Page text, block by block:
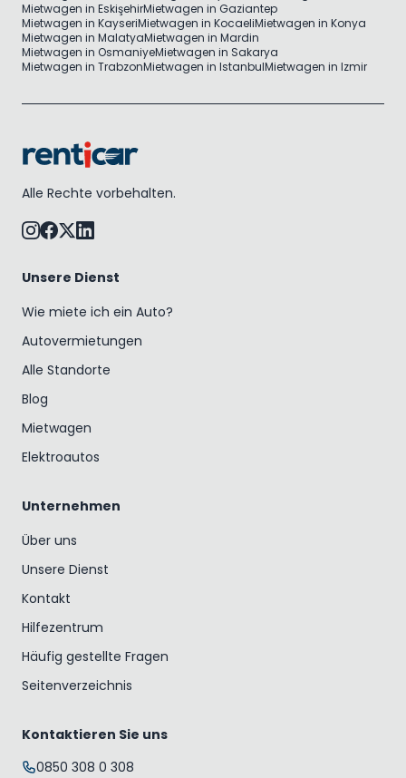
Mietwagen in EskişehirMietwagen in Gaziantep
Mietwagen in KayseriMietwagen in KocaeliMietwagen in Konya
Mietwagen in MalatyaMietwagen in Mardin
Mietwagen in OsmaniyeMietwagen in Sakarya
Mietwagen in TrabzonMietwagen in IstanbulMietwagen in Izmir
Alle Rechte vorbehalten.
Unsere Dienst
Wie miete ich ein Auto?
Autovermietungen
Alle Standorte
Blog
Mietwagen
Elektroautos
Unternehmen
Über uns
Unsere Dienst
Kontakt
Hilfezentrum
Häufig gestellte Fragen
Seitenverzeichnis
Kontaktieren Sie uns
0850 308 0 308